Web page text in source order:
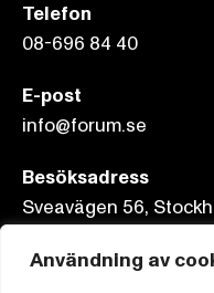
Användning av
Telefon
08-696 84 40
E-post
info@forum.se
Besöksadress
Sveavägen 56,
Postadress